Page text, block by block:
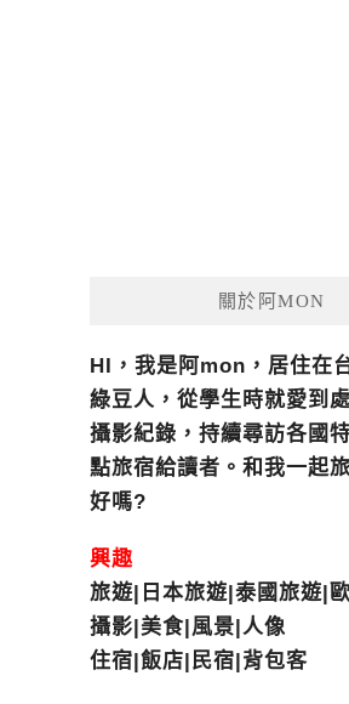
關於阿MON
HI，我是阿mon，居住在
綠豆人，從學生時就愛到
攝影紀錄，持續尋訪各國
點旅宿給讀者。和我一起
好嗎?
興趣
旅遊|日本旅遊|泰國旅遊|
攝影|美食|風景|人像
住宿|飯店|民宿|背包客